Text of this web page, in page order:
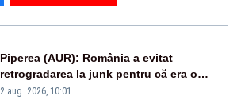
Piperea (AUR): România a evitat
retrogradarea la junk pentru că era o
catastrofă pentru bănci și fondurile de
2 aug. 2026, 10:01